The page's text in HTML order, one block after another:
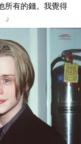
所有的錢。我覺得